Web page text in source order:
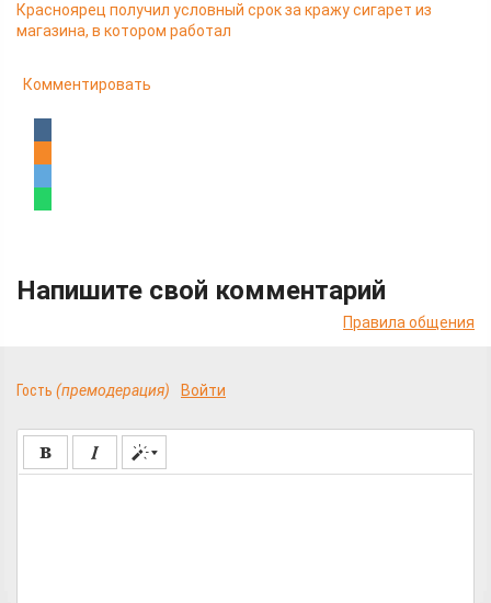
Красноярец получил условный срок за кражу сигарет из
магазина, в котором работал
Комментировать
Напишите свой комментарий
Правила общения
Гость (премодерация) Войти